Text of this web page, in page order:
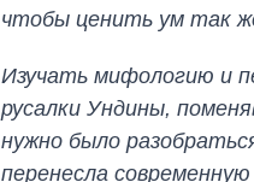
чтобы ценить ум так
Изучать мифологию и
русалки Ундины,
нужно было
перенесла